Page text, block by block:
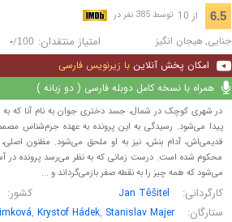
6.5 از 10 توسط 385 نفر در
جنایی, هیجان انگیز امتیاز منتقدان: -/100
امکان پخش آنلاین با زیرنویس فارسی
همراه با نسخه کامل دوبله فارسی ( دو زبانه )
در شهری کوچک در شمال، جسد دختری جوان به نام آنا که به
پیدا می‌شود. رسیدگی به این پرونده به عهده جرم‌شناس
قدیمی‌اش، آدام بنش، نیز به او ملحق می‌شود. مظنون
محکوم شده است. درست زمانی که به نظر می‌رسد پرونده
می‌شود که همه چیز را به نقطه صفر بازمی‌گرداند و ...
کارگردانی: Jan Těšitel
ستارگان: , Krystof Hádek, Stanislav Majer